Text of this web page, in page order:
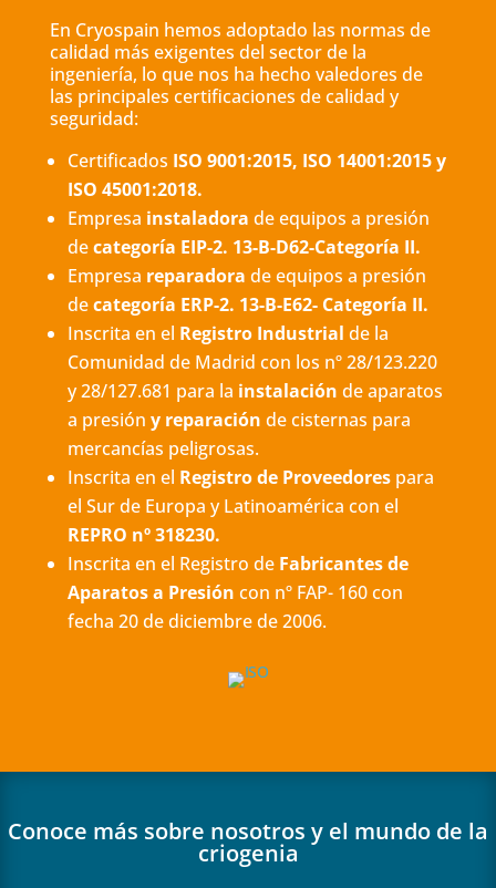
En Cryospain hemos adoptado las normas de
calidad más exigentes del sector de la
ingeniería, lo que nos ha hecho valedores de
las principales certificaciones de calidad y
seguridad:
Certificados ISO 9001:2015, ISO 14001:2015 y
ISO 45001:2018.
Empresa instaladora de equipos a presión
decategoría EIP-2. 13-B-D62-Categoría II.
Empresa reparadora de equipos a presión
decategoría ERP-2. 13-B-E62- Categoría II.
Inscrita en el Registro Industrial de la
Comunidad de Madrid con los nº 28/123.220
y 28/127.681 para la instalación de aparatos
a presión y reparación de cisternas para
mercancías peligrosas.
Inscrita en el Registro de Proveedorespara
el Sur de Europa y Latinoamérica con el
REPRO nº 318230.
Inscrita en el Registro de Fabricantes de
Aparatos a Presión con nº FAP- 160 con
fecha 20 de diciembre de 2006.
Conoce más sobre nosotros y el mundo de la
criogenia